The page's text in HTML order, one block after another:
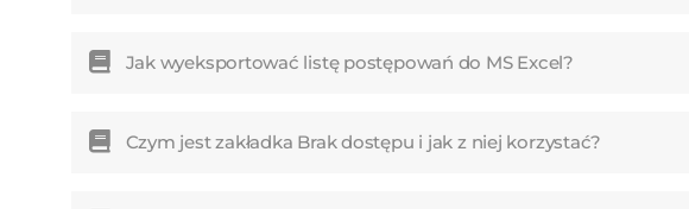
Jak wyeksportować listę postępowań do MS Excel?
Czym jest zakładka Brak dostępu i jak z niej korzystać?